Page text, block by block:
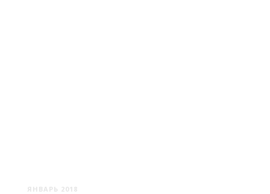
ЯНВАРЬ 2018